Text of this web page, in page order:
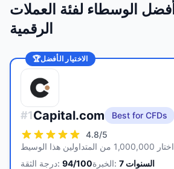
أفضل الوسطاء لفئة العملات
الرقمية
🏆الاختيار الأفضل
#1Capital.com
Best for CFDs
4.8/5
اختار 1,000,000 من المتداولين هذا الوسيط
درجة الثقة: 94/100 الخبرة: 7 السنوات